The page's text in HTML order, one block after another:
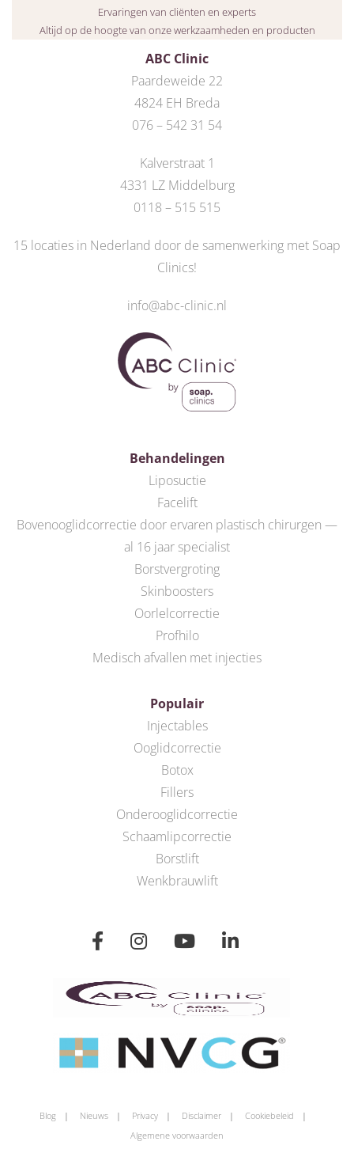
ABC Clinic
Paardeweide 22
4824 EH Breda
076 – 542 31 54
Kalverstraat 1
4331 LZ Middelburg
0118 – 515 515
15 locaties in Nederland door de samenwerking met Soap
Clinics!
info@abc-clinic.nl
Behandelingen
Liposuctie
Facelift
Bovenooglidcorrectie door ervaren plastisch chirurgen —
al 16 jaar specialist
Borstvergroting
Skinboosters
Oorlelcorrectie
Profhilo
Medisch afvallen met injecties
Populair
Injectables
Ooglidcorrectie
Botox
Fillers
Onderooglidcorrectie
Schaamlipcorrectie
Borstlift
Wenkbrauwlift
Ervaringen van cliënten en experts
Altijd op de hoogte van onze werkzaamheden en producten
Blog Nieuws Privacy Disclaimer
Cookiebeleid
Algemene voorwaarden